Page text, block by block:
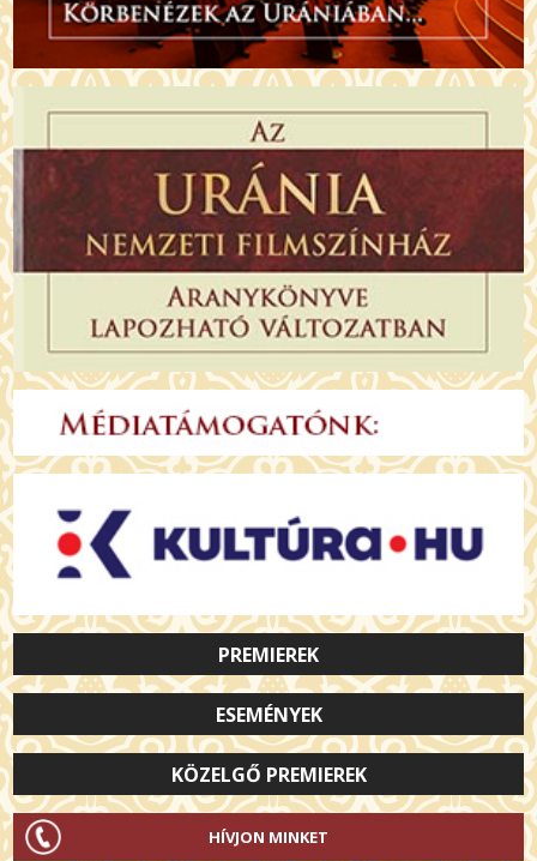
PREMIEREK
ESEMÉNYEK
KÖZELGŐ PREMIEREK
HÍVJON MINKET